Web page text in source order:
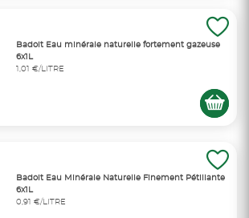
Badoit Eau minérale naturelle fortement gazeuse
6x1L
1,01 €/LITRE
Badoit Eau Minérale Naturelle Finement Pétillante
6x1L
0,91 €/LITRE